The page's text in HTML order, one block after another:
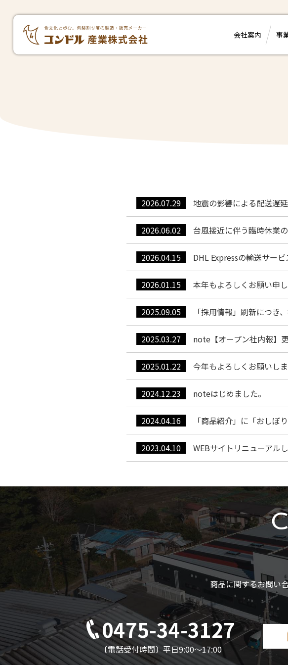
会社案内 事
2026.07.29 地震の影響による配送遅
2026.06.02 台風接近に伴う臨時休業
2026.04.15 DHL Expressの輸送サー
2026.01.15 本年もよろしくお願い申し
2025.09.05 「採用情報」刷新につき
2025.03.27 note【オープン社内報】
2025.01.22 今年もよろしくお願いし
2024.12.23 noteはじめました。
2024.04.16 「商品紹介」に「おしぼ
2023.04.10 WEBサイトリニューアル
商品に関するお問い
0475-34-3127
〔電話受付時間〕平日9:00～17:00